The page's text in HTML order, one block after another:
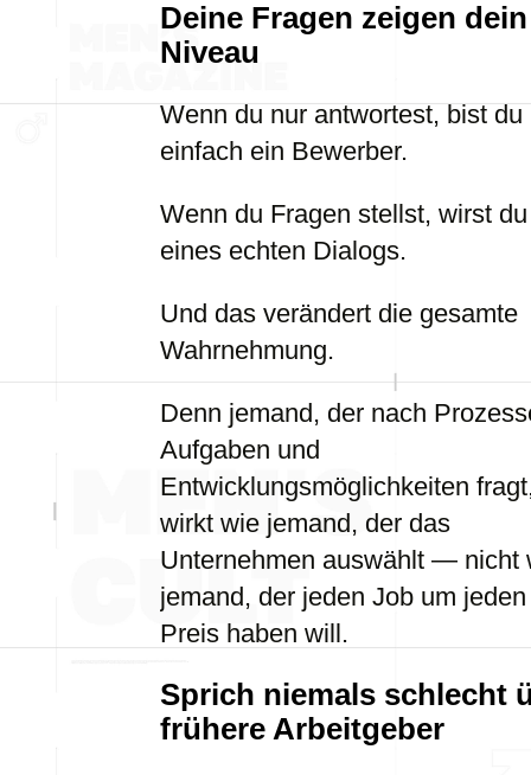
Deine Fragen zeigen dein
Niveau
Wenn du nur antwortest, bist du
einfach ein Bewerber.
Wenn du Fragen stellst, wirst
eines echten Dialogs.
Und das verändert die gesamte
Wahrnehmung.
Denn jemand, der nach
Aufgaben und
Entwicklungsmöglichkeiten
wirkt wie jemand, der das
Unternehmen auswählt — nicht
jemand, der jeden Job um jeden
Preis haben will.
Sprich niemals schlecht
frühere Arbeitgeber